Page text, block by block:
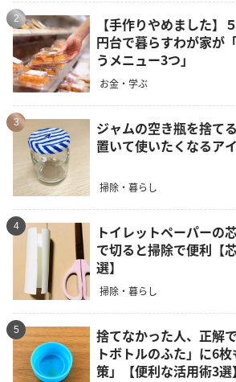
2
【手作りやめました】
円台で暮らすわが家が
うメニュー3つ」
お金・学ぶ
3
ジャムの空き瓶を捨て
置いて使いたくなるア
掃除・暮らし
4
トイレットペーパーの
で切ると掃除で便利【
選】
掃除・暮らし
5
捨てなかった人、正解
トボトルのふた」に6
策」【便利な活用術3選】